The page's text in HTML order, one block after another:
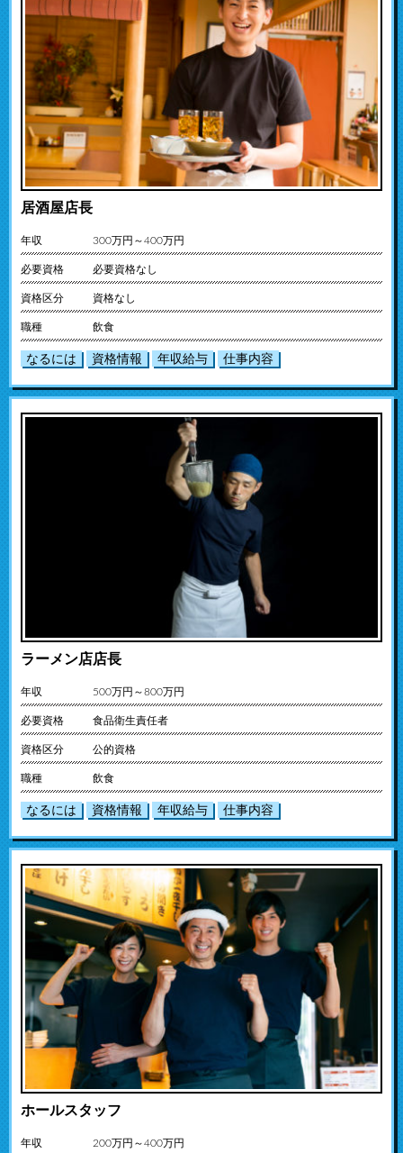
居酒屋店長
年収 300万円～400万円
必要資格 必要資格なし
資格区分 資格なし
職種 飲食
なるには 資格情報 年収給与 仕事内容
ラーメン店店長
年収 500万円～800万円
必要資格 食品衛生責任者
資格区分 公的資格
職種 飲食
なるには 資格情報 年収給与 仕事内容
ホールスタッフ
年収 200万円～400万円